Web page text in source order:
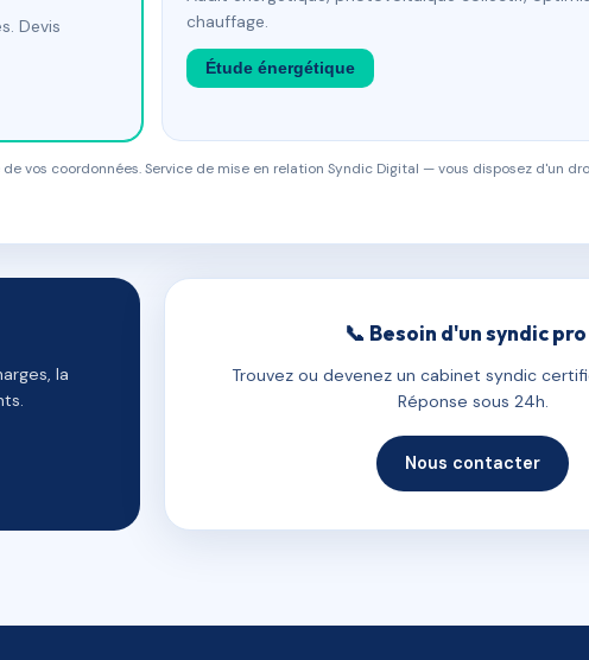
Devis
chauffage.
Étude énergétique
vos coordonnées. Service de mise en relation Syndic Digital — vous disposez d'un
la
📞 Besoin d'un syndic pro
Trouvez ou devenez un cabinet syndic
Réponse sous 24h.
Nous contacter